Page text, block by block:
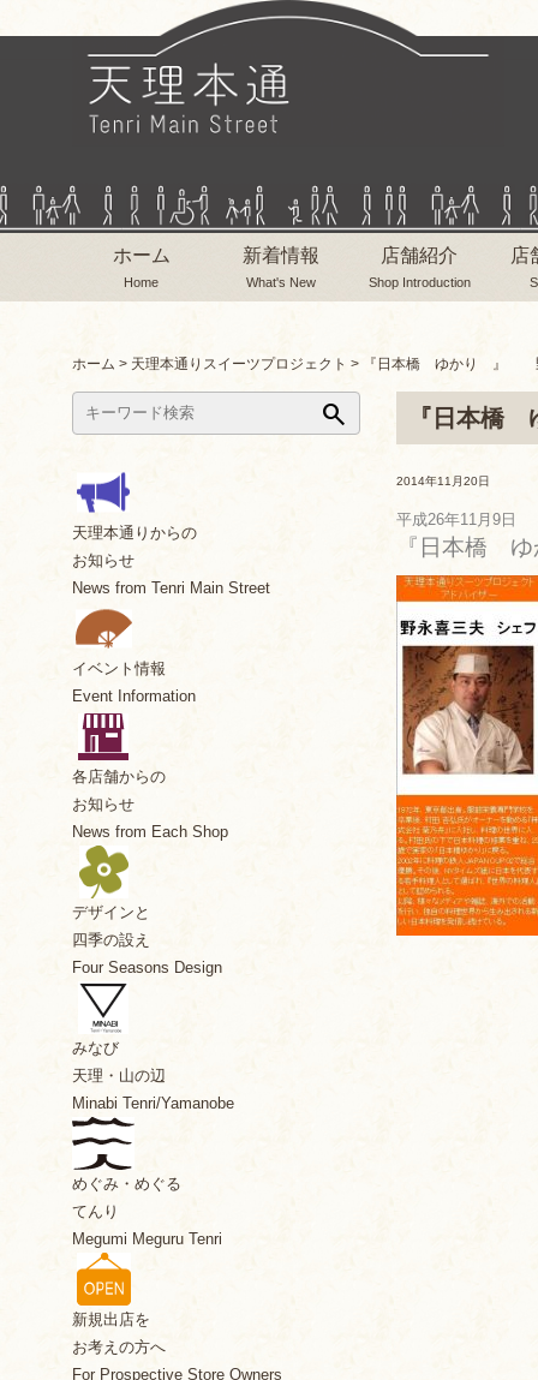
ホーム
Home
新着情報
What's New
店舗紹介
Shop Introduction
店
ホーム > 天理本通りスイーツプロジェクト > 『日本橋 ゆかり 』 野
『日本橋
2014年11月20日
平成26年11月9日
『日本橋
search
天理本通りからの
お知らせ
News from Tenri Main Street
イベント情報
Event Information
各店舗からの
お知らせ
News from Each Shop
デザインと
四季の設え
Four Seasons Design
みなび
天理・山の辺
Minabi Tenri/Yamanobe
めぐみ・めぐる
てんり
Megumi Meguru Tenri
新規出店を
お考えの方へ
For Prospective Store Owners